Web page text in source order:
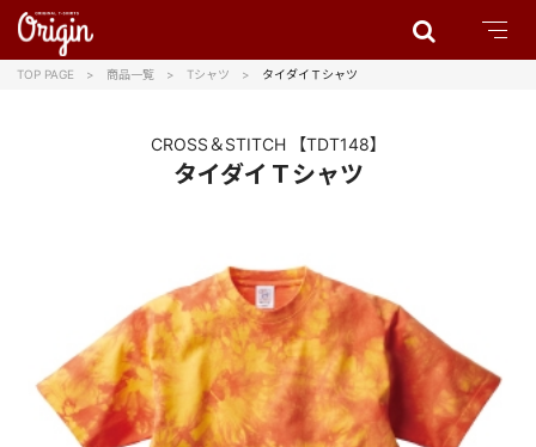
TOP PAGE 商品一覧 Tシャツ タイダイＴシャツ
CROSS＆STITCH 【TDT148】
タイダイＴシャツ